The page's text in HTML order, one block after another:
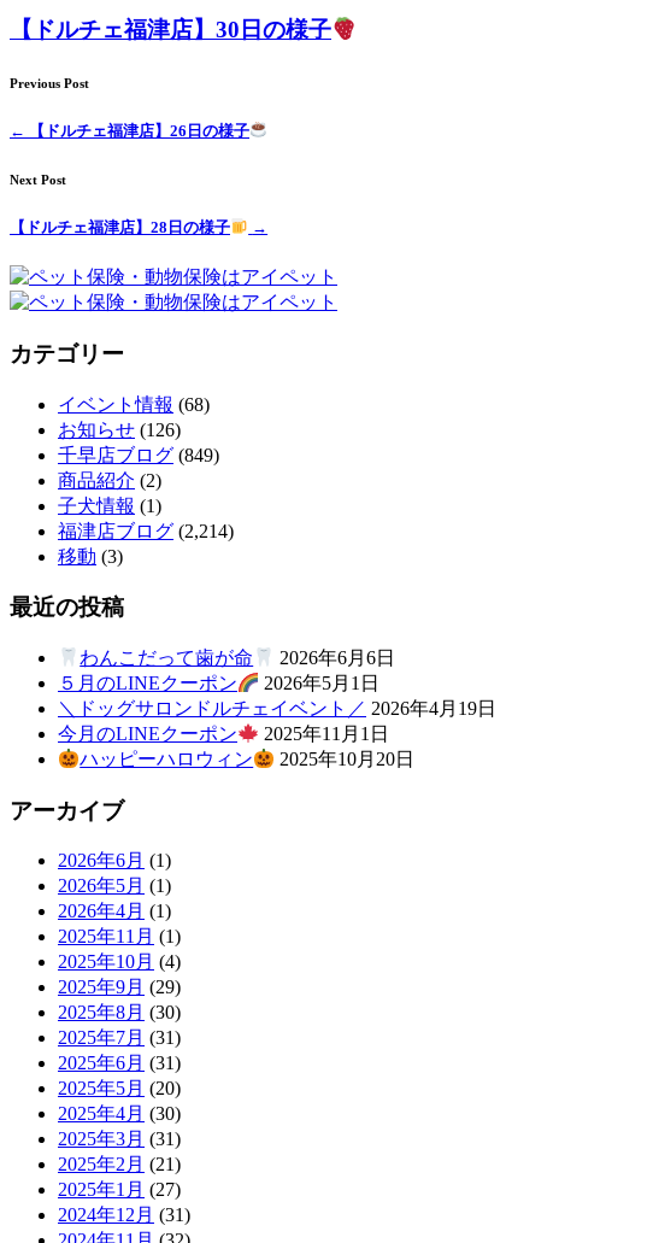
【ドルチェ福津店】30日の様子
Previous Post
← 【ドルチェ福津店】26日の様子
Next Post
【ドルチェ福津店】28日の様子 →
カテゴリー
イベント情報 (68)
お知らせ (126)
千早店ブログ (849)
商品紹介 (2)
子犬情報 (1)
福津店ブログ (2,214)
移動 (3)
最近の投稿
わんこだって歯が命
2026年6月6日
５月のLINEクーポン
2026年5月1日
＼ドッグサロンドルチェイベント／ 2026年4月19日
今月のLINEクーポン
2025年11月1日
ハッピーハロウィン
2025年10月20日
アーカイブ
2026年6月 (1)
2026年5月 (1)
2026年4月 (1)
2025年11月 (1)
2025年10月 (4)
2025年9月 (29)
2025年8月 (30)
2025年7月 (31)
2025年6月 (31)
2025年5月 (20)
2025年4月 (30)
2025年3月 (31)
2025年2月 (21)
2025年1月 (27)
2024年12月 (31)